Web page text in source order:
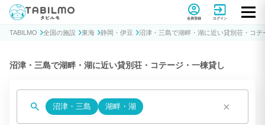
貸別荘コテージ・一棟貸し宿泊予約サイトTABILMO(タビルモ)
会員登録 ログイン
TABILMO 全国の施設 東海 静岡・伊豆 沼津・三島で湖畔・湖に近い貸別荘・コテ
沼津・三島で湖畔・湖に近い貸別荘・コテージ・一棟貸し
沼津・三島 湖畔・湖 ×